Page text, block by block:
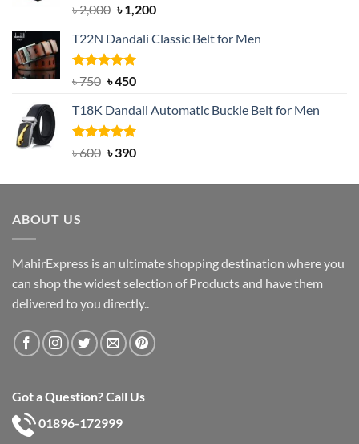
Rated5.00
out of 5
৳2,000 Original
was:
৳ 2,000.
৳1,200Current
is:
T22N Dandali Classic Belt for Men
Rated5.00
৳750 Original
was:
৳ 750.
৳450Current
is:
৳ 450.
T18K Dandali Automatic Buckle Belt for Men
Rated5.00
৳600 Original
was:
৳390Current
is:
ABOUT US
MahirExpress is an ultimate shopping destination where you
can shop the widest selection of Products and have them
delivered to you directly..
Got a Question? Call Us
01896-172999